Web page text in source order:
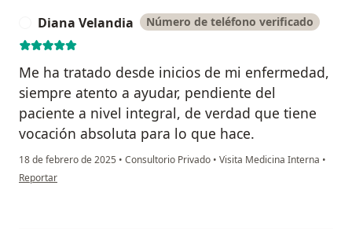
Diana Velandia Número de teléfono verificado
Me ha tratado desde inicios de mi enfermedad,
siempre atento a ayudar, pendiente del
paciente a nivel integral, de verdad que tiene
vocación absoluta para lo que hace.
18 de febrero de 2025 • Consultorio Privado • Visita Medicina Interna •
en opinión del usuario Diana Velandia
Reportar